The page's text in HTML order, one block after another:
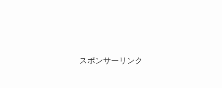
スポンサーリンク